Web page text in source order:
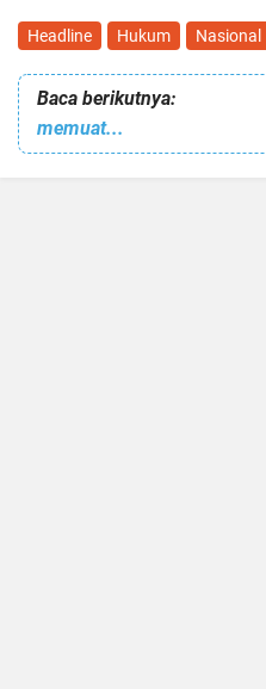
Headline Hukum Nasional
Baca berikutnya:
memuat...